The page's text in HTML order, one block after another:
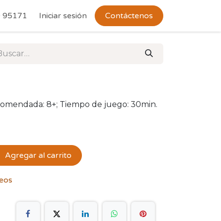
Iniciar sesión Contáctenos
8+; Tiempo de juego: 30min.
Agregar al carrito